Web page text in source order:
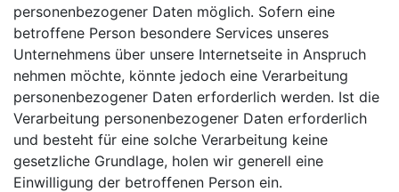
personenbezogener Daten möglich. Sofern eine
betroffene Person besondere Services unseres
Unternehmens über unsere Internetseite in Anspruch
nehmen möchte, könnte jedoch eine Verarbeitung
personenbezogener Daten erforderlich werden. Ist die
Verarbeitung personenbezogener Daten erforderlich
und besteht für eine solche Verarbeitung keine
gesetzliche Grundlage, holen wir generell eine
Einwilligung der betroffenen Person ein.